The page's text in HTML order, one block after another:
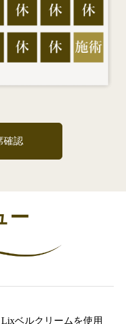
確認
ー
ベルクリームを使用